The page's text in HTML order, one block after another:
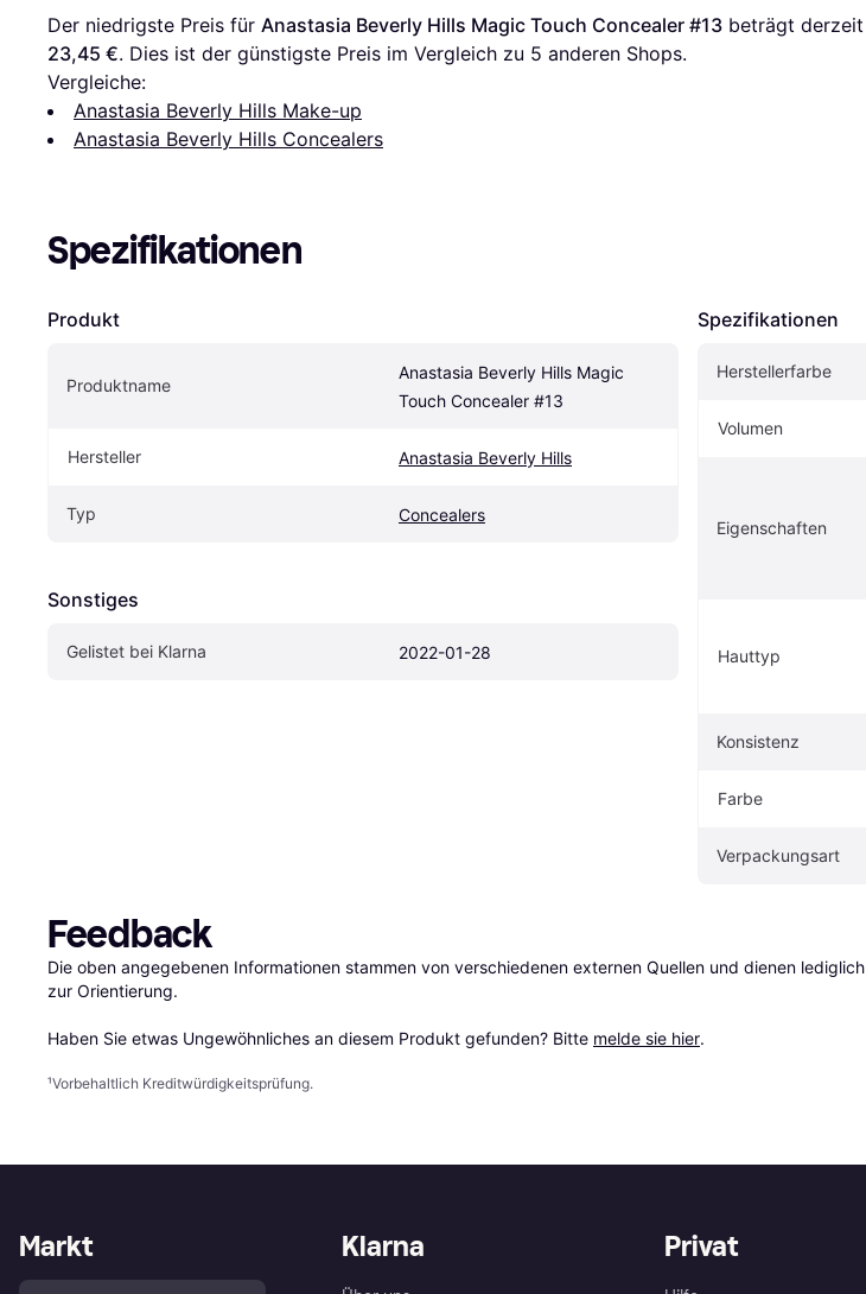
Der niedrigste Preis für Anastasia Beverly Hills Magic Touch Concealer #13
23,45 €. Dies ist der günstigste Preis im Vergleich zu 5 anderen Shops.
Vergleiche:
Anastasia Beverly Hills Make-up
Anastasia Beverly Hills Concealers
Spezifikationen
Produkt
Produktname
Anastasia Beverly Hills Magic
Touch Concealer #13
Hersteller Anastasia Beverly Hills
Typ Concealers
Sonstiges
Gelistet bei Klarna 2022-01-28
Spezifikationen
Herstellerfarbe
Volumen
Eigen­schaften
Hauttyp
Konsistenz
Farbe
Verpackungsart
Feedback
Die oben angegebenen Informationen stammen von verschiedenen externen Quellen und dienen lediglich
zur Orientierung.
Haben Sie etwas Ungewöhnliches an diesem Produkt gefunden? Bitte melde sie hier.
¹Vorbehaltlich Kreditwürdigkeitsprüfung.
Klarna Privat
Markt